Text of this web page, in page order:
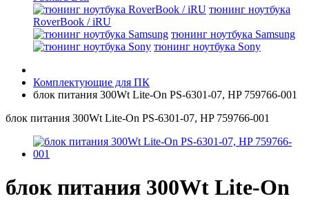
тюнинг ноутбука
RoverBook / iRU
тюнинг ноутбука Samsung
тюнинг ноутбука Sony
Комплектующие для ПК
блок питания 300Wt Lite-On PS-6301-07, HP 759766-001
блок питания 300Wt Lite-On PS-6301-07, HP 759766-001
блок питания 300Wt Lite-On